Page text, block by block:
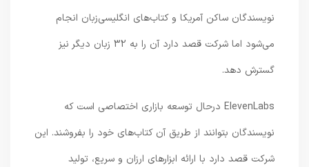
نویسندگان ساکن آمریکا و کتاب‌های انگلیسی‌زبان انجام
می‌شود اما شرکت قصد دارد آن را به 32 زبان دیگر نیز
گسترش دهد.
ElevenLabs درحال توسعه بازاری اختصاصی است که
نویسندگان بتوانند از طریق آن کتاب‌های خود را بفروشند. این
شرکت قصد دارد با ارائه ابزارهای ارزان و سریع، تولید